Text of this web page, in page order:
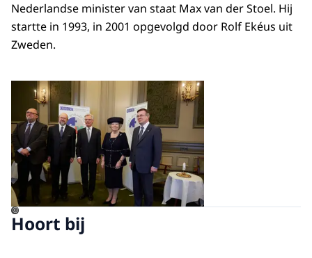
Nederlandse minister van staat Max van der Stoel. Hij
startte in 1993, in 2001 opgevolgd door Rolf Ekéus uit
Zweden.
Open de galerij in vergrote
©
Hoort bij